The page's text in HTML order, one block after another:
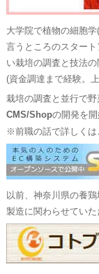
大学院で植物の細胞
言うところのスター
い栽培の調査と技法の
(資金調達まで経験。
栽培の調査と並行で
CMS/Shopの開発を開
※前職の話で詳しくは
以前、神奈川県の養鶏
製造に関わらせていた